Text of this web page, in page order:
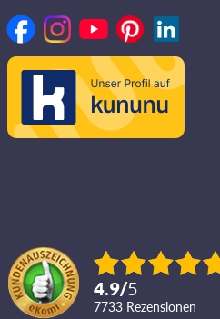
4.9/5
7733 Rezensionen